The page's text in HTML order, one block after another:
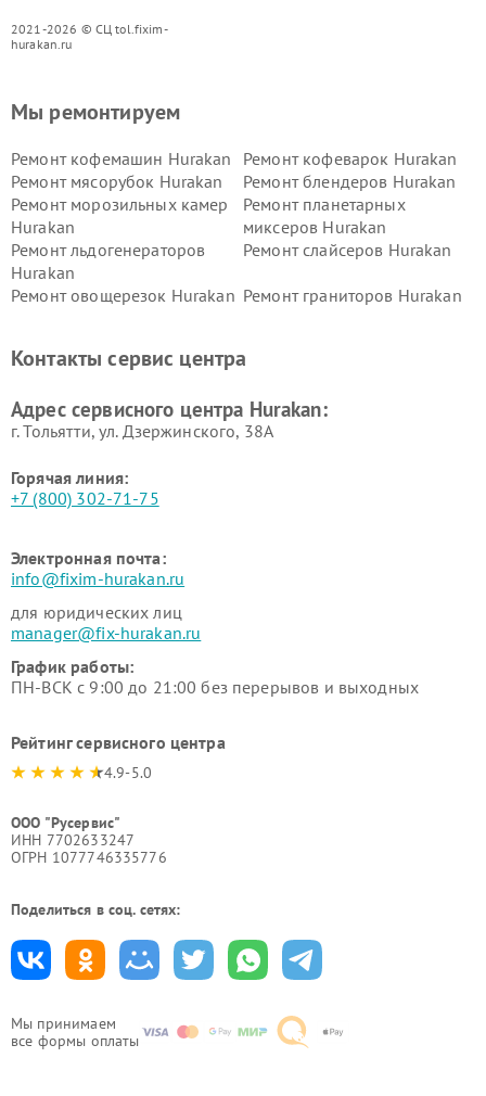
2021-2026 © СЦ tol.fixim-
hurakan.ru
Мы принимаем
все формы оплаты
Мы ремонтируем
Ремонт кофемашин Hurakan
Ремонт кофеварок Hurakan
Ремонт мясорубок Hurakan
Ремонт блендеров Hurakan
Ремонт морозильных камер
Hurakan
Ремонт планетарных
миксеров Hurakan
Ремонт льдогенераторов
Hurakan
Ремонт слайсеров Hurakan
Ремонт овощерезок Hurakan Ремонт граниторов Hurakan
Hurakan
Контакты сервис центра
Адрес сервисного центра Hurakan:
г. Тольятти, ул. Дзержинского, 38А
Горячая линия:
+7 (800) 302-71-75
Электронная почта:
info@fixim-hurakan.ru
для юридических лиц
manager@fix-hurakan.ru
График работы:
ПН-ВСК с 9:00 до 21:00 без перерывов и выходных
Рейтинг сервисного центра
4.9-5.0
ООО "Русервис"
ИНН 7702633247
ОГРН 1077746335776
Поделиться в соц. сетях: